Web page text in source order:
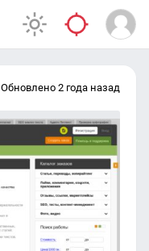
Обновлено 2 года назад